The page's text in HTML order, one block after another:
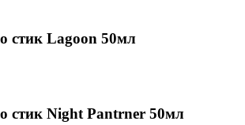
стик Lagoon 50мл
стик Night Pantrner 50мл